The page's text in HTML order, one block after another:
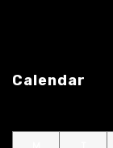
Calendar